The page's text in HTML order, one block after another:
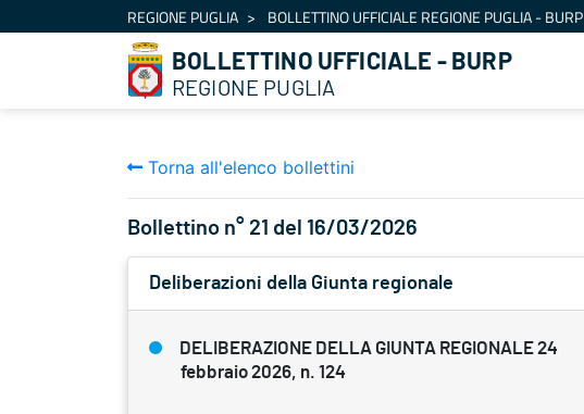
Salta al contenutoREGIONE PUGLIA BOLLETTINO UFFICIALE REGIONE PUGLIA - BURP
BOLLETTINO UFFICIALE - BURP
REGIONE PUGLIA
Torna all'elenco bollettini
Bollettino n° 21 del 16/03/2026
Deliberazioni della Giunta regionale
DELIBERAZIONE DELLA GIUNTA REGIONALE 24
febbraio 2026, n. 124